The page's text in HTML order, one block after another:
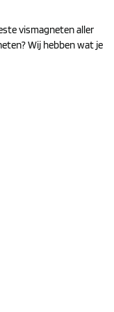
vismagneten aller
Wij hebben wat je